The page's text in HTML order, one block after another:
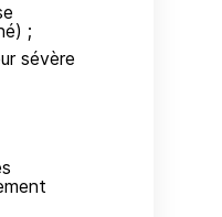
;
sévère